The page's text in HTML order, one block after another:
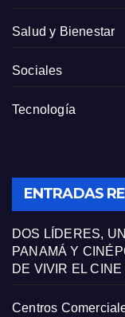
Salud y Bienestar
Sociales
Tecnología
ENTRADAS
DOS LÍDERES,
PANAMÁ Y
DE VIVIR EL CINE
Centros